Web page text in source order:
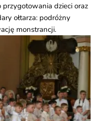
dzieci oraz
ołtarza: podróżny
monstrancji.